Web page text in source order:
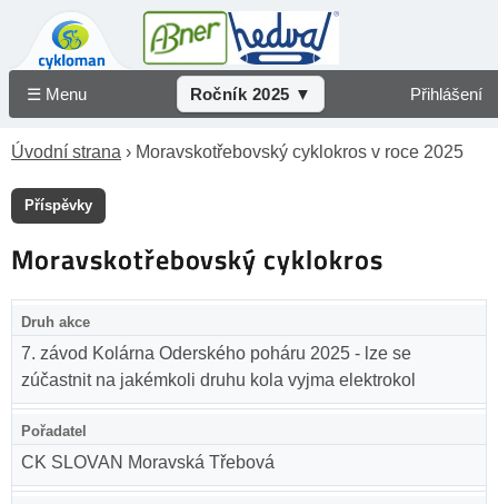
☰ Menu Ročník 2025 ▼ Přihlášení
Úvodní strana › Moravskotřebovský cyklokros v roce 2025
Příspěvky
Moravskotřebovský cyklokros
Druh akce
7. závod Kolárna Oderského poháru 2025 - lze se
zúčastnit na jakémkoli druhu kola vyjma elektrokol
Pořadatel
CK SLOVAN Moravská Třebová